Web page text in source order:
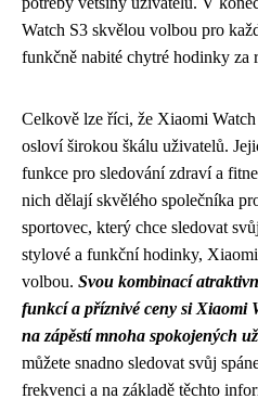
Watch S3 skvělou volbou pro
funkčně nabité chytré hodinky za
Celkově lze říci, že Xiaomi
osloví širokou škálu uživatelů.
funkce pro sledování zdraví a
nich dělají skvělého společníka
sportovec, který chce sledovat
stylové a funkční hodinky,
volbou. Svou kombinací
funkcí a příznivé ceny si Xiaomi
na zápěstí mnoha spokojených
můžete snadno sledovat svůj
frekvenci a na základě těchto